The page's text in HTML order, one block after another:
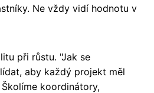
Ne vždy vidí hodnotu v
při růstu. "Jak se
aby každý projekt měl
koordinátory,